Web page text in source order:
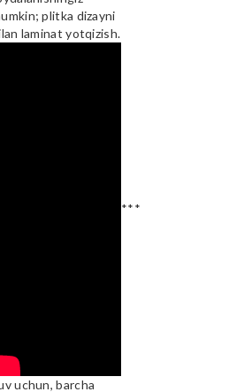
plitka dizayni
laminat yotqizish.
***
uchun, barcha